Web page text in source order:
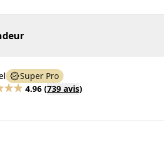
Super Pro
4.96 (739 avis)